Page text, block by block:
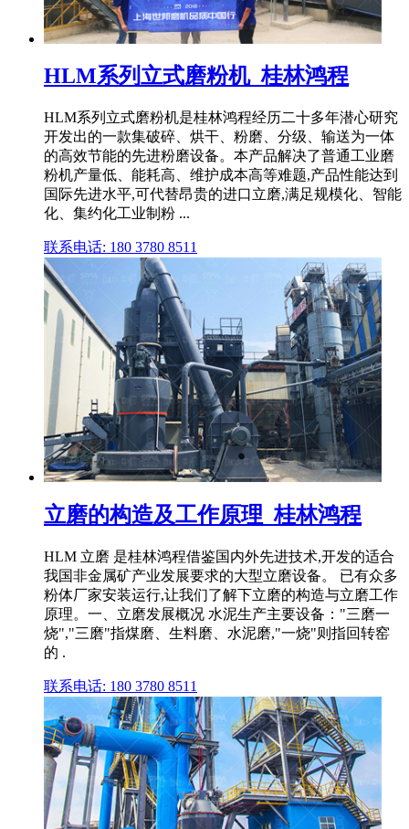
HLM系列立式磨粉机_桂林鸿程
HLM系列立式磨粉机是桂林鸿程经历二十多年潜心研究
开发出的一款集破碎、烘干、粉磨、分级、输送为一体
的高效节能的先进粉磨设备。本产品解决了普通工业磨
粉机产量低、能耗高、维护成本高等难题,产品性能达到
国际先进水平,可代替昂贵的进口立磨,满足规模化、智能
化、集约化工业制粉 ...
联系电话: 180 3780 8511
立磨的构造及工作原理_桂林鸿程
HLM 立磨 是桂林鸿程借鉴国内外先进技术,开发的适合
我国非金属矿产业发展要求的大型立磨设备。 已有众多
粉体厂家安装运行,让我们了解下立磨的构造与立磨工作
原理。一、立磨发展概况 水泥生产主要设备："三磨一
烧","三磨"指煤磨、生料磨、水泥磨,"一烧"则指回转窑
的 .
联系电话: 180 3780 8511